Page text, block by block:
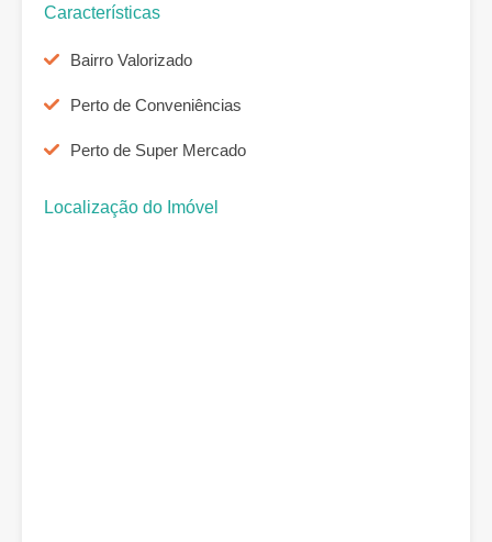
Características
Bairro Valorizado
Perto de Conveniências
Perto de Super Mercado
Localização do Imóvel